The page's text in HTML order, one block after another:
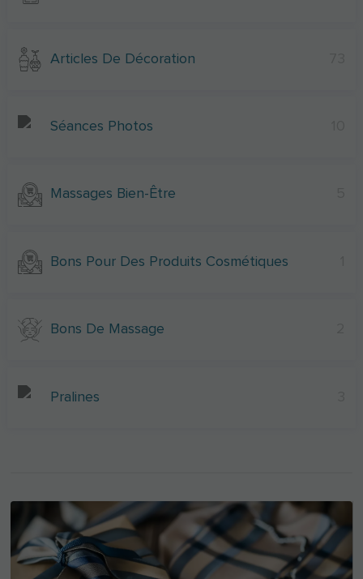
Articles De Décoration
Séances Photos
Massages Bien-Être
Bons Pour Des Produits Cosmétiques
Bons De Massage
Pralines